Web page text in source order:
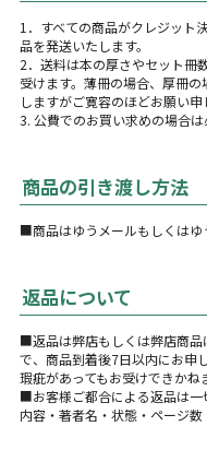
1．すべての商品がクレジット
品を発送いたします。
2．送料は本の厚さやセット冊
受けます。薄冊の場合、厚冊
しますがご寛容のほどお願い申
3. 公費でのお買い求めの場合は
商品の引き渡し方法
■商品はゆうメールもしくはゆ
返品について
■返品は弊店もしくは弊店商品
で、商品到着後7日以内にお申
瑕疵があってもお受けできかね
■お客様ご都合による返品は一
内容・著者名・状態・ページ数